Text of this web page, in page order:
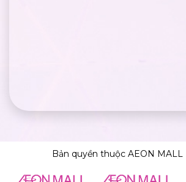
Bản quyền thuộc AEON MALL